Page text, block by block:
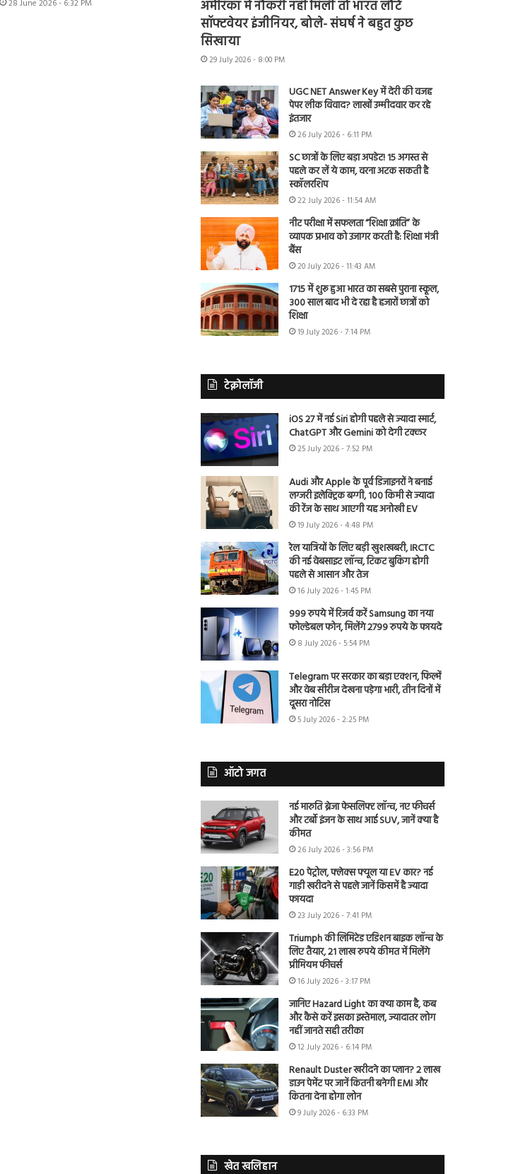
28 June 2026 - 6:32 PM
अमेरिका में नौकरी नहीं मिली तो भारत लौटे
सॉफ्टवेयर इंजीनियर, बोले- संघर्ष ने बहुत कुछ
सिखाया
29 July 2026 - 8:00 PM
UGC NET Answer Key में देरी की वजह
पेपर लीक विवाद? लाखों उम्मीदवार कर रहे
इंतजार
26 July 2026 - 6:11 PM
SC छात्रों के लिए बड़ा अपडेट! 15 अगस्त से
पहले कर लें ये काम, वरना अटक सकती है
स्कॉलरशिप
22 July 2026 - 11:54 AM
नीट परीक्षा में सफलता “शिक्षा क्रांति” के
व्यापक प्रभाव को उजागर करती है: शिक्षा मंत्री
बैंस
20 July 2026 - 11:43 AM
1715 में शुरू हुआ भारत का सबसे पुराना स्कूल,
300 साल बाद भी दे रहा है हजारों छात्रों को
शिक्षा
19 July 2026 - 7:14 PM
टेक्नोलॉजी
iOS 27 में नई Siri होगी पहले से ज्यादा स्मार्ट,
ChatGPT और Gemini को देगी टक्कर
25 July 2026 - 7:52 PM
Audi और Apple के पूर्व डिजाइनरों ने बनाई
लग्जरी इलेक्ट्रिक बग्गी, 100 किमी से ज्यादा
की रेंज के साथ आएगी यह अनोखी EV
19 July 2026 - 4:48 PM
रेल यात्रियों के लिए बड़ी खुशखबरी, IRCTC
की नई वेबसाइट लॉन्च, टिकट बुकिंग होगी
पहले से आसान और तेज
16 July 2026 - 1:45 PM
999 रुपये में रिजर्व करें Samsung का नया
फोल्डेबल फोन, मिलेंगे 2799 रुपये के फायदे
8 July 2026 - 5:54 PM
Telegram पर सरकार का बड़ा एक्शन, फिल्में
और वेब सीरीज देखना पड़ेगा भारी, तीन दिनों में
दूसरा नोटिस
5 July 2026 - 2:25 PM
ऑटो जगत
नई मारुति ब्रेजा फेसलिफ्ट लॉन्च, नए फीचर्स
और टर्बो इंजन के साथ आई SUV, जानें क्या है
कीमत
26 July 2026 - 3:56 PM
E20 पेट्रोल, फ्लेक्स फ्यूल या EV कार? नई
गाड़ी खरीदने से पहले जानें किसमें है ज्यादा
फायदा
23 July 2026 - 7:41 PM
Triumph की लिमिटेड एडिशन बाइक लॉन्च के
लिए तैयार, 21 लाख रुपये कीमत में मिलेंगे
प्रीमियम फीचर्स
16 July 2026 - 3:17 PM
जानिए Hazard Light का क्या काम है, कब
और कैसे करें इसका इस्तेमाल, ज्यादातर लोग
नहीं जानते सही तरीका
12 July 2026 - 6:14 PM
Renault Duster खरीदने का प्लान? 2 लाख
डाउन पेमेंट पर जानें कितनी बनेगी EMI और
कितना देना होगा लोन
9 July 2026 - 6:33 PM
खेत खलिहान